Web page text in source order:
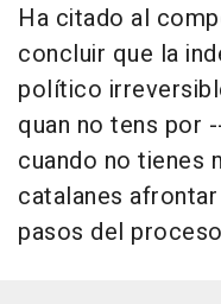
Ha citado al
concluir que la
político
quan no tens por
cuando no tienes
catalanes
pasos del